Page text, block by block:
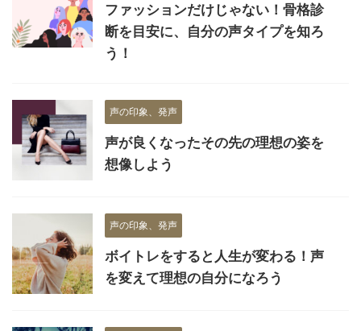
ファッションだけじゃない！骨格診
断を目安に、自分の声タイプを知ろ
う！
声の印象、発声
声が良くなったその先の理想の姿を
想像しよう
声の印象、発声
ボイトレをすると人生が変わる！声
を変えて理想の自分になろう